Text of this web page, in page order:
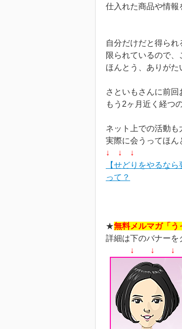
仕入れた商品や情報
自分だけだと得られ
限られているので
ほんとう、ありがた
さといもさんに前回
もう2ヶ月近く経つ
ネット上での活動も
実際に会うってほん
↓ ↓ ↓
【せどりをやるな
って？
★無料メルマガ「う
詳細は下のバナーを
↓ ↓ ↓